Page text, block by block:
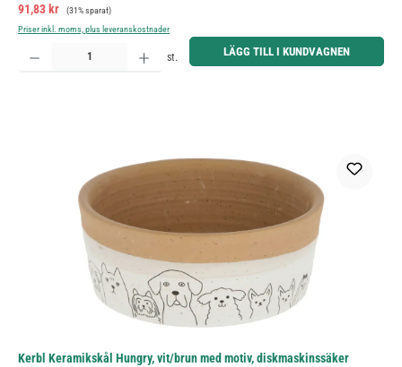
Försäljningspris:
91,83 kr Ordinarie pris:
(31% sparat)
Priser inkl. moms, plus leveranskostnader
Produktkvantitet: Ange önskat belopp eller använd knapparna för att öka eller minska kvantiteten.
st. LÄGG TILL I KUNDVAGNEN
Kerbl Keramikskål Hungry, vit/brun med motiv, diskmaskinssäker